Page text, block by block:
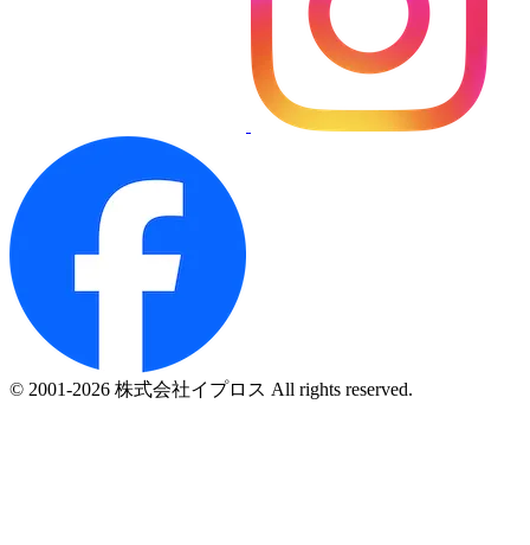
© 2001-2026 株式会社イプロス All rights reserved.